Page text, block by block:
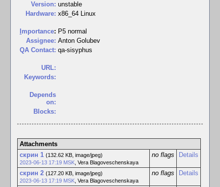
Version: unstable
Hardware: x86_64 Linux
mportance: P5 normal
Assignee: Anton Golubev
QA Contact: qa-sisyphus
URL:
Keywords:
Depends
on:
Blocks:
Attachments
скрин 1 (132.62 KB, image/jpeg)
2023-06-13 17:19 MSK, Vera Blagoveschenskaya
no flags Details
скрин 2 (127.20 KB, image/jpeg)
2023-06-13 17:19 MSK, Vera Blagoveschenskaya
no flags Details